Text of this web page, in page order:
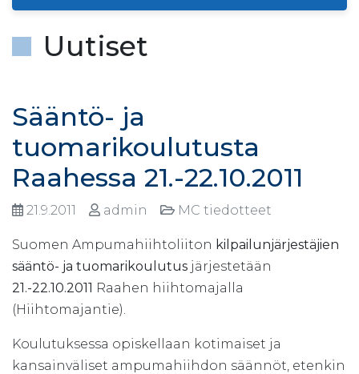
Uutiset
Sääntö- ja
tuomarikoulutusta
Raahessa 21.-22.10.2011
21.9.2011 admin MC tiedotteet
Suomen Ampumahiihtoliiton kilpailunjärjestäjien
sääntö- ja tuomarikoulutus järjestetään
21.-22.10.2011 Raahen hiihtomajalla
(Hiihtomajantie).
Koulutuksessa opiskellaan kotimaiset ja
kansainväliset ampumahiihdon säännöt, etenkin